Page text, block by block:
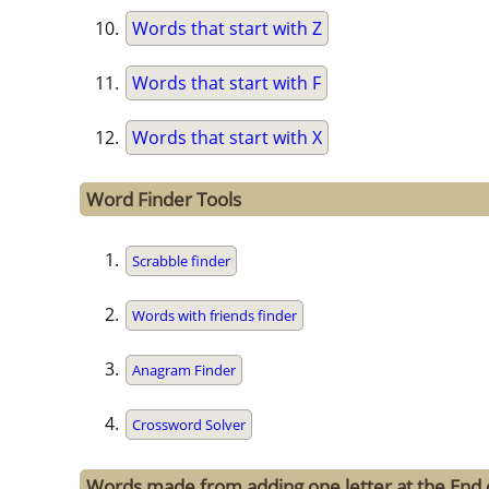
Words that start with Z
Words that start with F
Words that start with X
Word Finder Tools
Scrabble finder
Words with friends finder
Anagram Finder
Crossword Solver